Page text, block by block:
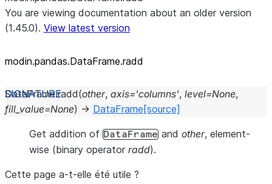
You are viewing documentation about an older version
(1.45.0). View latest version
modin.pandas.DataFrame.radd
DataFrame.radd(other, axis='columns', level=None,
fill_value=None) → DataFrame [source]
Get addition of DataFrame and other, element-
wise (binary operator radd).
Cette page a-t-elle été utile ?